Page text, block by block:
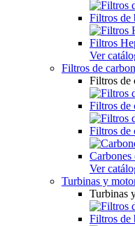
Filtros de
Filtros
Ver
Filtros de
Filtros de
Filtros de
Filtros de
Carbones
Ver
Turbinas y
Turbinas
Filtros de